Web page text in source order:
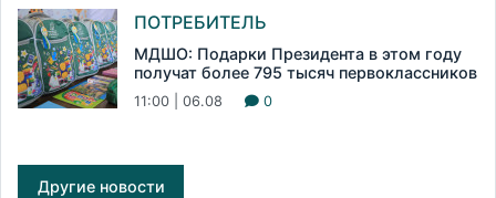
ПОТРЕБИТЕЛЬ
МДШО: Подарки Президента в этом году
получат более 795 тысяч первоклассников
11:00 | 06.08 0
Другие новости